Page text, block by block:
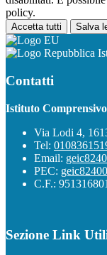
policy.
Accetta tutti Salva
Contatti
Istituto
Via Lodi 4,
Tel:
Email:
PEC:
C.F.:
Sezione Link